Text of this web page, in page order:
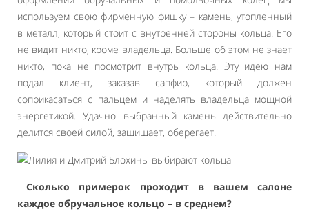
используем свою фирменную фишку – камень, утопленный
в металл, который стоит с внутренней стороны кольца. Его
не видит никто, кроме владельца. Больше об этом не знает
никто, пока не посмотрит внутрь кольца. Эту идею нам
подал клиент, заказав сапфир, который должен
соприкасаться с пальцем и наделять владельца мощной
энергетикой. Удачно выбранный камень действительно
делится своей силой, защищает, оберегает.
Сколько примерок проходит в вашем салоне
каждое обручальное кольцо – в среднем?